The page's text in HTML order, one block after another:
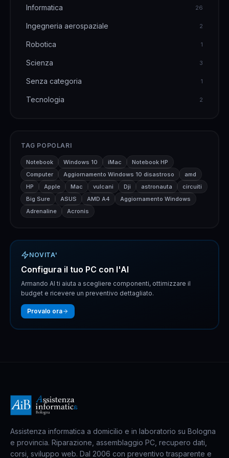
Informatica 26
Ingegneria aerospaziale 2
Robotica 1
Scienza 3
Senza categoria 1
Tecnologia 2
TAG POPOLARI
Notebook Windows 10 iMac
Notebook HP
Computer
Aggiornamento Windows 10 disastroso
amd
HP
Apple Mac vulcani Dji astronauta
circuiti
Big Sure
ASUS AMD A4
Aggiornamento Windows
Adrenaline
Acronis
NOVITA'
Configura il tuo PC con l'AI
Armando AI ti aiuta a scegliere componenti, ottimizzare il
budget e ricevere un preventivo dettagliato.
Provalo ora
Assistenza informatica a domicilio e in laboratorio su Bologna
e provincia. Riparazione, assemblaggio PC, recupero dati,
corsi, sviluppo web. Dal 2006 con preventivo trasparente e